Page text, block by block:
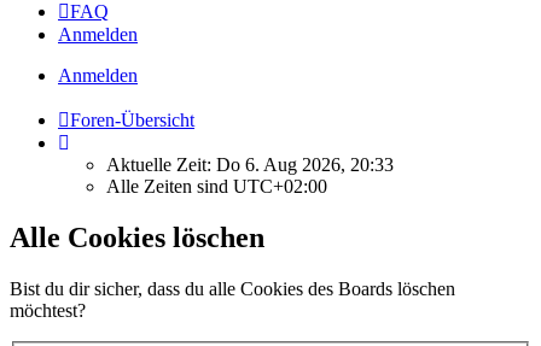
FAQ
Anmelden
Anmelden
Foren-Übersicht
Aktuelle Zeit: Do 6. Aug 2026, 20:33
Alle Zeiten sind UTC+02:00
Alle Cookies löschen
Bist du dir sicher, dass du alle Cookies des Boards löschen
möchtest?